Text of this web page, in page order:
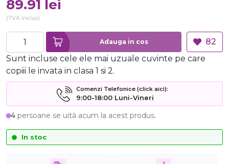
89.91 lei
(TVA inclus)
Adauga in cos
82
Sunt incluse cele ele mai uzuale cuvinte pe care
copiii le invata in clasa 1 si 2.
Comenzi Telefonice (click aici):
9:00-18:00 Luni-Vineri
4 persoane se uită acum la acest produs.
In stoc